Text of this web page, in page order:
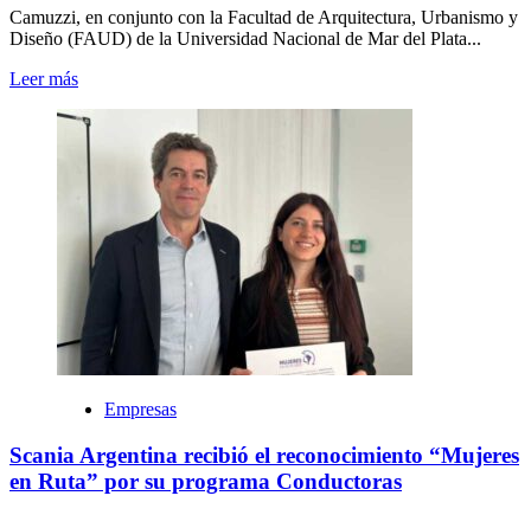
Camuzzi, en conjunto con la Facultad de Arquitectura, Urbanismo y
Diseño (FAUD) de la Universidad Nacional de Mar del Plata...
Leer más
Empresas
Scania Argentina recibió el reconocimiento “Mujeres
en Ruta” por su programa Conductoras